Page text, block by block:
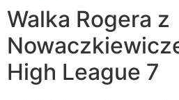
Walka Rogera z
High League 7